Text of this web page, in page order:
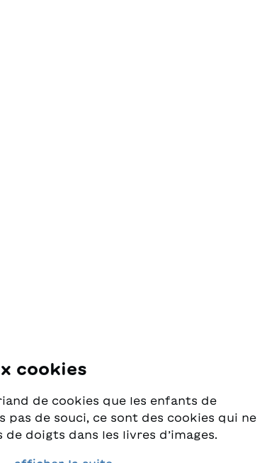
cookies
de cookies que les enfants de
pas de souci, ce sont des cookies qui ne
doigts dans les livres d’images.